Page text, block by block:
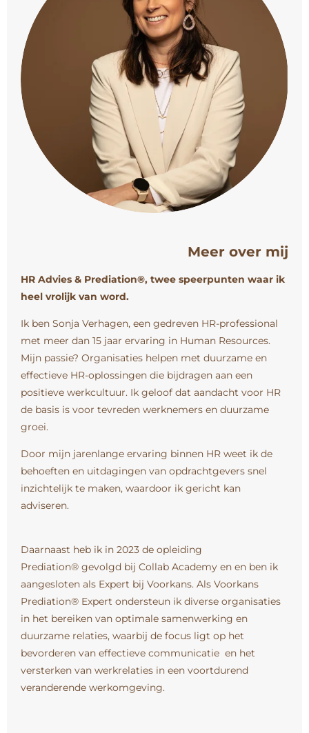
Meer over mij
HR Advies & Prediation®, twee speerpunten waar ik
heel vrolijk van word.
Ik ben Sonja Verhagen, een gedreven HR-professional
met meer dan 15 jaar ervaring in Human Resources.
Mijn passie? Organisaties helpen met duurzame en
effectieve HR-oplossingen die bijdragen aan een
positieve werkcultuur. Ik geloof dat aandacht voor HR
de basis is voor tevreden werknemers en duurzame
groei.
Door mijn jarenlange ervaring binnen HR weet ik de
behoeften en uitdagingen van opdrachtgevers snel
inzichtelijk te maken, waardoor ik gericht kan
adviseren.
Daarnaast heb ik in 2023 de opleiding
Prediation® gevolgd bij Collab Academy en en ben ik
aangesloten als Expert bij Voorkans. Als Voorkans
Prediation® Expert ondersteun ik diverse organisaties
in het bereiken van optimale samenwerking en
duurzame relaties, waarbij de focus ligt op het
bevorderen van effectieve communicatie en het
versterken van werkrelaties in een voortdurend
veranderende werkomgeving.